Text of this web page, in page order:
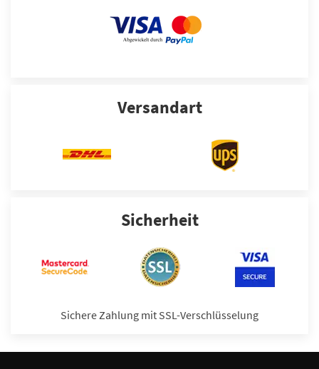
Versandart
Sicherheit
Sichere Zahlung mit SSL-Verschlüsselung